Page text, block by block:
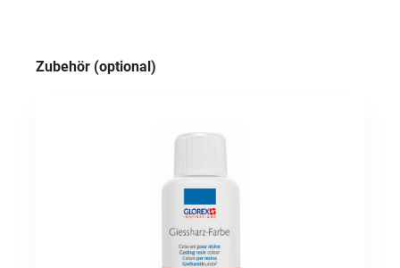
Produktgalerie überspringen
Zubehör (optional)